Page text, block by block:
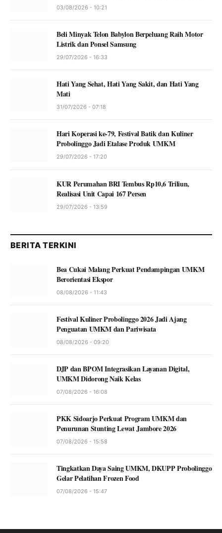
03/08/2026 - 10:21
Beli Minyak Telon Babylon Berpeluang Raih Motor
Listrik dan Ponsel Samsung
29/07/2026 - 16:33
Hati Yang Sehat, Hati Yang Sakit, dan Hati Yang
Mati
31/07/2026 - 07:18
Hari Koperasi ke-79, Festival Batik dan Kuliner
Probolinggo Jadi Etalase Produk UMKM
29/07/2026 - 17:20
KUR Perumahan BRI Tembus Rp10,6 Triliun,
Realisasi Unit Capai 167 Persen
29/07/2026 - 13:59
BERITA TERKINI
Bea Cukai Malang Perkuat Pendampingan UMKM
Berorientasi Ekspor
08/08/2026 - 11:43
Festival Kuliner Probolinggo 2026 Jadi Ajang
Penguatan UMKM dan Pariwisata
08/08/2026 - 09:20
DJP dan BPOM Integrasikan Layanan Digital,
UMKM Didorong Naik Kelas
07/08/2026 - 16:08
PKK Sidoarjo Perkuat Program UMKM dan
Penurunan Stunting Lewat Jambore 2026
07/08/2026 - 15:58
Tingkatkan Daya Saing UMKM, DKUPP Probolinggo
Gelar Pelatihan Frozen Food
07/08/2026 - 15:47